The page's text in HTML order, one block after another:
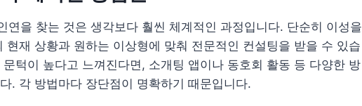
연을 찾는 것은 생각보다 훨씬 체계적인 과정입니다. 단순히 이성을
현재 상황과 원하는 이상형에 맞춰 전문적인 컨설팅을 받을 수 있습
턱이 높다고 느껴진다면, 소개팅 앱이나 동호회 활동 등 다양한 방
. 각 방법마다 장단점이 명확하기 때문입니다.